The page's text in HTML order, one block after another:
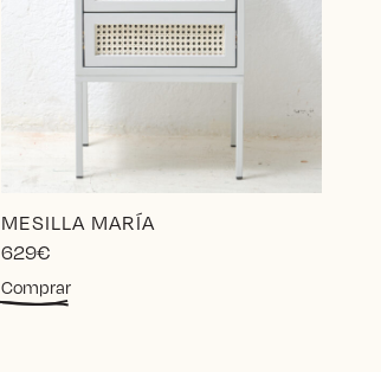
MESILLA MARÍA
629€
Comprar